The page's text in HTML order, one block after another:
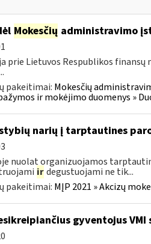
Mokesčių administravimo
prie Lietuvos Respublikos finansų
pakeitimai: Mokesčių
ir mokėjimo duomenys »
narių į tarptautines
nuolat organizuojamos
ir degustuojami ne tik...
pakeitimai: MĮP 2021 » Akcizų
gyventojus